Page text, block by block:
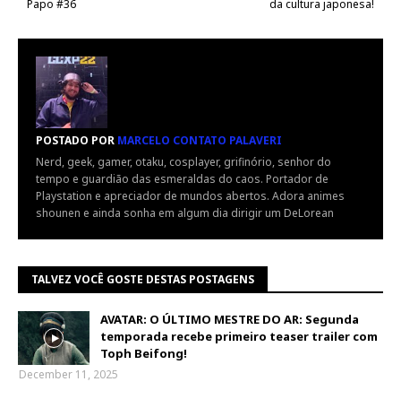
da cultura japonesa!
Papo #36
POSTADO POR MARCELO CONTATO PALAVERI
Nerd, geek, gamer, otaku, cosplayer, grifinório, senhor do
tempo e guardião das esmeraldas do caos. Portador de
Playstation e apreciador de mundos abertos. Adora animes
shounen e ainda sonha em algum dia dirigir um DeLorean
TALVEZ VOCÊ GOSTE DESTAS POSTAGENS
AVATAR: O ÚLTIMO MESTRE DO AR: Segunda
temporada recebe primeiro teaser trailer com
Toph Beifong!
December 11, 2025